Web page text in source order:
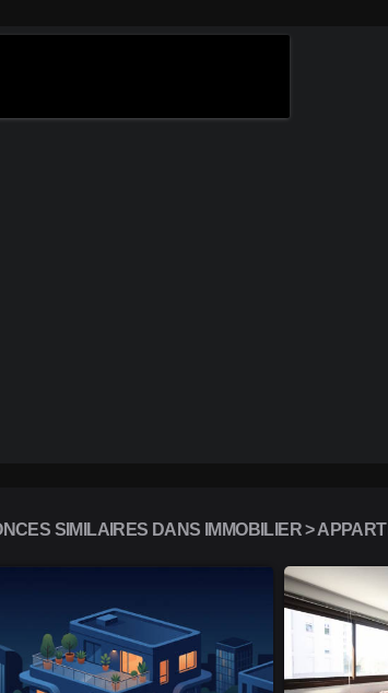
SIMILAIRES DANS IMMOBILIER >